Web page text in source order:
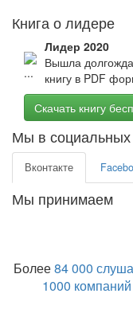
Книга о лидере
Лидер 2020
Вышла
книгу в PDF
Скачать книгу
Мы в социальных
Вконтакте
Мы принимаем
Более84 000
1000 компаний